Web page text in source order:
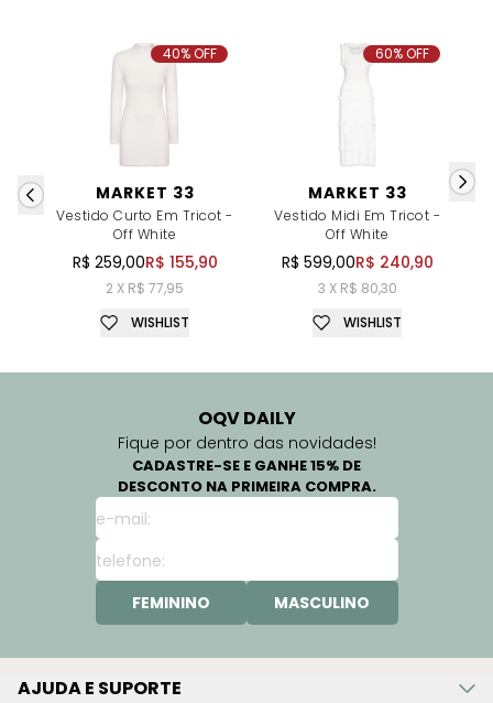
MARKET 33
Vestido Curto Em Tricot -
Off White
R$ 259,00R$ 155,90
2 X R$ 77,95
40% OFF
WISHLIST
MARKET 33
Vestido Midi Em Tricot -
Off White
R$ 599,00R$ 240,90
3 X R$ 80,30
60% OFF
WISHLIST
OQV DAILY
Fique por dentro das novidades!
CADASTRE-SE E GANHE 15% DE
DESCONTO NA PRIMEIRA COMPRA.
FEMININO MASCULINO
AJUDA E SUPORTE